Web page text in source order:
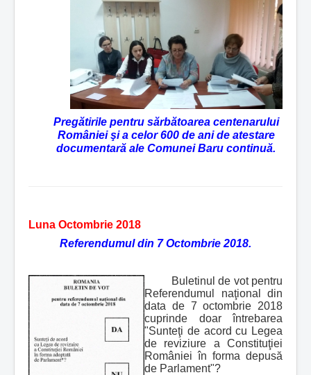
Pregătirile pentru sărbătoarea centenarului
României şi a celor 600 de ani de atestare
documentară ale Comunei Baru continuă.
Luna Octombrie 2018
Referendumul din 7 Octombrie 2018.
Buletinul de vot pentru
Referendumul naţional din
data de 7 octombrie 2018
cuprinde doar întrebarea
"Sunteţi de acord cu Legea
de reviziure a Constituţiei
României în forma depusă
de Parlament"?